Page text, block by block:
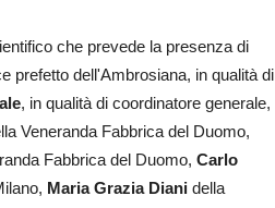
che prevede la presenza di
prefetto dell'Ambrosiana, in qualità di
, in qualità di coordinatore generale,
Veneranda Fabbrica del Duomo,
Fabbrica del Duomo, Carlo
Maria Grazia Diani della